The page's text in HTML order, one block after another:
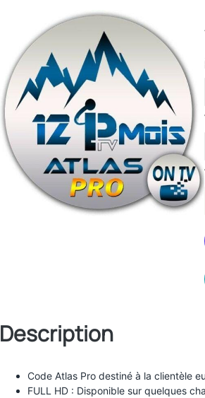
Description
Code Atlas Pro destiné à la clientèle
FULL HD : Disponible sur quelques